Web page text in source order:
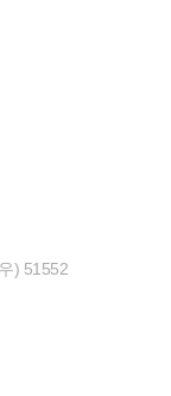
) 51552